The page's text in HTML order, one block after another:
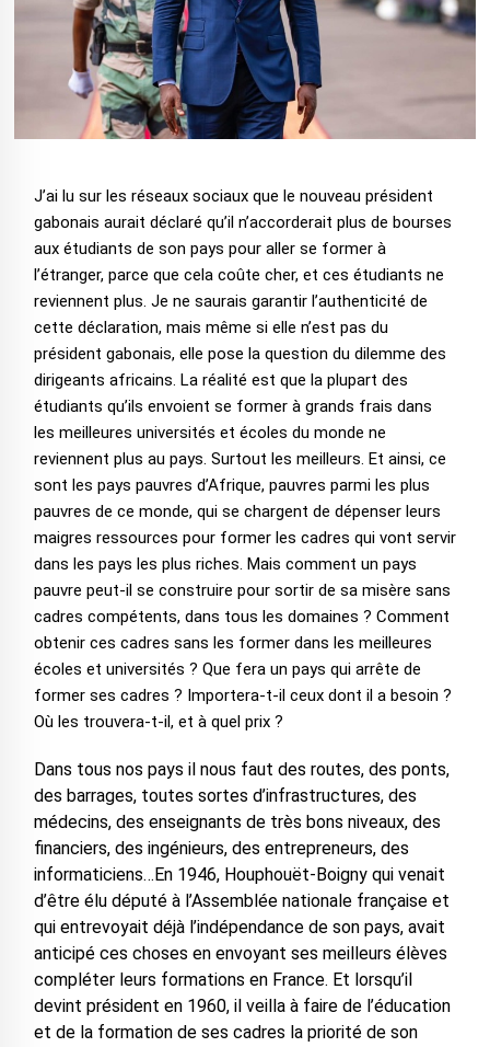
J’ai lu sur les réseaux sociaux que le nouveau président
gabonais aurait déclaré qu’il n’accorderait plus de bourses
aux étudiants de son pays pour aller se former à
l’étranger, parce que cela coûte cher, et ces étudiants ne
reviennent plus. Je ne saurais garantir l’authenticité de
cette déclaration, mais même si elle n’est pas du
président gabonais, elle pose la question du dilemme des
dirigeants africains. La réalité est que la plupart des
étudiants qu’ils envoient se former à grands frais dans
les meilleures universités et écoles du monde ne
reviennent plus au pays. Surtout les meilleurs. Et ainsi, ce
sont les pays pauvres d’Afrique, pauvres parmi les plus
pauvres de ce monde, qui se chargent de dépenser leurs
maigres ressources pour former les cadres qui vont servir
dans les pays les plus riches. Mais comment un pays
pauvre peut-il se construire pour sortir de sa misère sans
cadres compétents, dans tous les domaines ? Comment
obtenir ces cadres sans les former dans les meilleures
écoles et universités ? Que fera un pays qui arrête de
former ses cadres ? Importera-t-il ceux dont il a besoin ?
Où les trouvera-t-il, et à quel prix ?
Dans tous nos pays il nous faut des routes, des ponts,
des barrages, toutes sortes d’infrastructures, des
médecins, des enseignants de très bons niveaux, des
financiers, des ingénieurs, des entrepreneurs, des
informaticiens…En 1946, Houphouët-Boigny qui venait
d’être élu député à l’Assemblée nationale française et
qui entrevoyait déjà l’indépendance de son pays, avait
anticipé ces choses en envoyant ses meilleurs élèves
compléter leurs formations en France. Et lorsqu’il
devint président en 1960, il veilla à faire de l’éducation
et de la formation de ses cadres la priorité de son